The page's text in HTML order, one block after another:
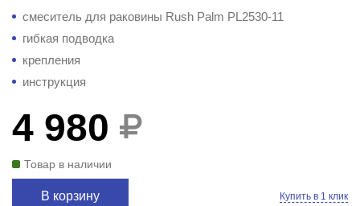
смеситель для раковины Rush Palm PL2530-11
гибкая подводка
крепления
инструкция
4 980
Товар в наличии
В корзину Купить в 1 клик